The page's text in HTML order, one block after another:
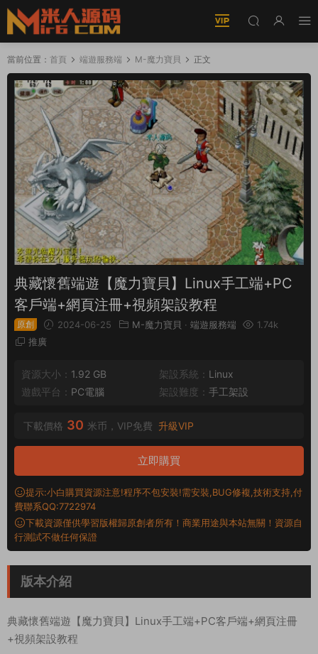
當前位置： 首頁 端遊服務端 M-魔力寶貝 正文
典藏懷舊端遊【魔力寶貝】Linux手工端+PC
客戶端+網頁注冊+視頻架設教程
原創 2024-06-25 M-魔力寶貝 · 端遊服務端
1.74k
推廣
資源大小： 1.92 GB 架設系統： Linux
遊戲平台： PC電腦 架設難度： 手工架設
下載價格 30 米币，VIP免費 升級VIP
立即購買
提示:小白購買資源注意!程序不包安裝!需安裝,BUG修複,技術支持,付
費聯系QQ:7722974
下載資源僅供學習版權歸原創者所有！商業用途與本站無關！資源自
行測試不做任何保證
版本介紹
典藏懷舊端遊【魔力寶貝】Linux手工端+PC客戶端+網頁注冊
+視頻架設教程